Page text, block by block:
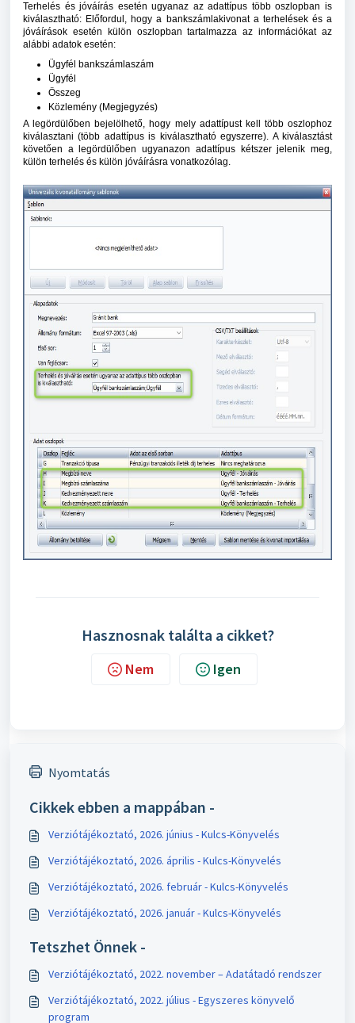
Terhelés és jóváírás esetén ugyanaz az adattípus több oszlopban is
kiválasztható: Előfordul, hogy a bankszámlakivonat a terhelések és a
jóváírások esetén külön oszlopban tartalmazza az információkat az
alábbi adatok esetén:
Ügyfél bankszámlaszám
Ügyfél
Összeg
Közlemény (Megjegyzés)
A legördülőben bejelölhető, hogy mely adattípust kell több oszlophoz
kiválasztani (több adattípus is kiválasztható egyszerre). A kiválasztást
követően a legördülőben ugyanazon adattípus kétszer jelenik meg,
külön terhelés és külön jóváírásra vonatkozólag.
Hasznosnak találta a cikket?
Nem Igen
Nyomtatás
Cikkek ebben a mappában -
Verziótájékoztató, 2026. június - Kulcs-Könyvelés
Verziótájékoztató, 2026. április - Kulcs-Könyvelés
Verziótájékoztató, 2026. február - Kulcs-Könyvelés
Verziótájékoztató, 2026. január - Kulcs-Könyvelés
Tetszhet Önnek -
Verziótájékoztató, 2022. november – Adatátadó rendszer
Verziótájékoztató, 2022. július - Egyszeres könyvelő
program